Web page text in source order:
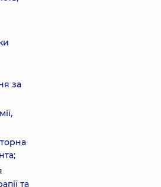
за
та